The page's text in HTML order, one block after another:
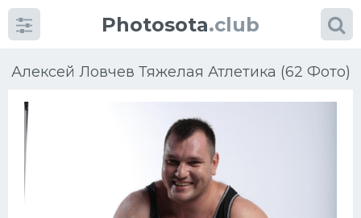
Photosota.club
Алексей Ловчев Тяжелая Атлетика (62 Фото)
Категории Фото